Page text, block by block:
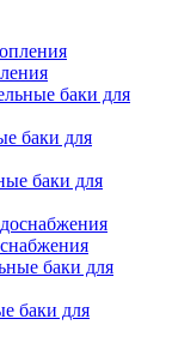
баки для
баки для
баки для
баки для
баки для